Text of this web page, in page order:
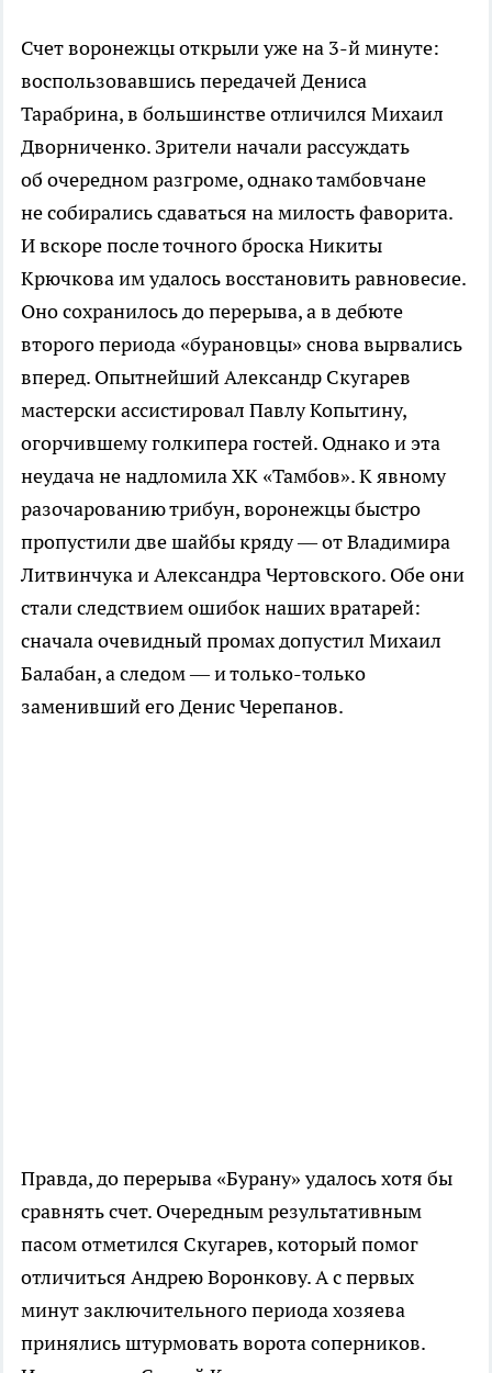
Счет воронежцы открыли уже на 3-йминуте:
воспользовавшись передачей Дениса
Тарабрина, в большинстве отличился Михаил
Дворниченко. Зрители начали рассуждать
об очередном разгроме, однако тамбовчане
не собирались сдаваться на милость фаворита.
И вскоре после точного броска Никиты
Крючкова им удалось восстановить равновесие.
Оно сохранилось до перерыва, а в дебюте
второго периода «бурановцы» снова вырвались
вперед. Опытнейший Александр Скугарев
мастерски ассистировал Павлу Копытину,
огорчившему голкипера гостей. Однако и эта
неудача не надломила ХК «Тамбов». К явному
разочарованию трибун, воронежцы быстро
пропустили две шайбы кряду — от Владимира
Литвинчука и Александра Чертовского. Обе они
стали следствием ошибок наших вратарей:
сначала очевидный промах допустил Михаил
Балабан, а следом — итолько-только
заменивший его Денис Черепанов.
Правда, до перерыва «Бурану» удалось хотя бы
сравнять счет. Очередным результативным
пасом отметился Скугарев, который помог
отличиться Андрею Воронкову. А с первых
минут заключительного периода хозяева
принялись штурмовать ворота соперников.